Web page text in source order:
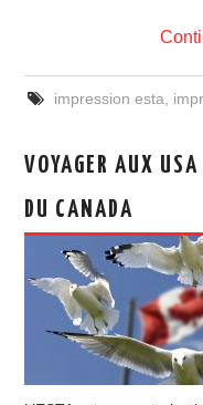
impression esta
VOYAGER AUX
DU CANADA